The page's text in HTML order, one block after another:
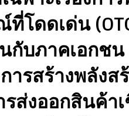
ดดเด่น
กับภาคเอกชน
รสร้างพลังส
ส่งออกสินค้าเ